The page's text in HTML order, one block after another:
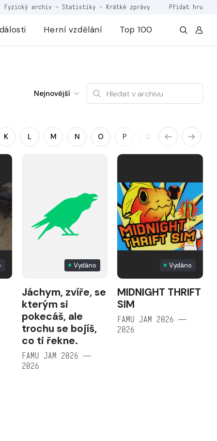
Fyzický archiv - Statistiky - Krátké zprávy Přidat hru
Herní vzdělání Top 100
Nejnovější
K L M N O P Q R S
Vydáno
Jáchym, zvíře, se
kterým si
pokecáš, ale
trochu se bojíš,
co ti řekne.
FAMU JAM 2026 —
2026
Vydáno
MIDNIGHT THRIFT
SIM
FAMU JAM 2026 —
2026